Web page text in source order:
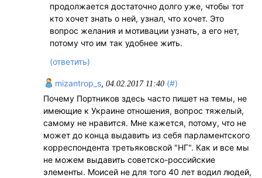
продолжается достаточно долго уже, чтобы тот
кто хочет знать о ней, узнал, что хочет. Это
вопрос желания и мотивации узнать, а его нет,
потому что им так удобнее жить.
(ответить)
mizantrop_s,04.02.2017 11:40 (#)
Почему Портников здесь часто пишет на темы, не
имеющие к Украине отношения, вопрос тяжелый,
самому не нравится. Мне кажется, потому, что не
может до конца выдавить из себя парламентского
корреспондента третьяковской "НГ". Как и все мы
не можем выдавить советско-российские
элементы. Моисей не для того 40 лет водил людей,